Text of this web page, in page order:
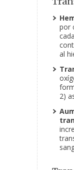
por
al
2)